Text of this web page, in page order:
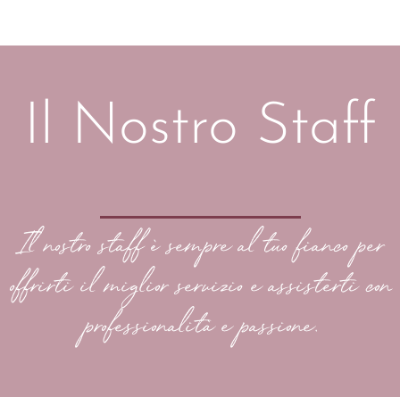
Il Nostro Staff
Il nostro staff è sempre al tuo fianco per
offrirti il miglior servizio e assisterti con
professionalità e passione.